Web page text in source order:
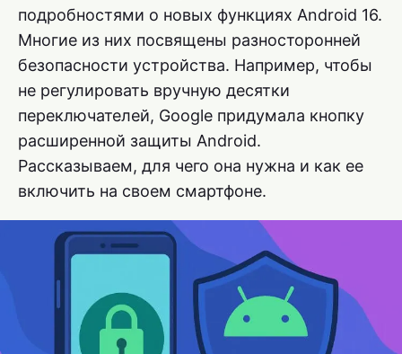
подробностями о новых функциях Android 16.
Многие из них посвящены разносторонней
безопасности устройства. Например, чтобы
не регулировать вручную десятки
переключателей, Google придумала кнопку
расширенной защиты Android.
Рассказываем, для чего она нужна и как ее
включить на своем смартфоне.